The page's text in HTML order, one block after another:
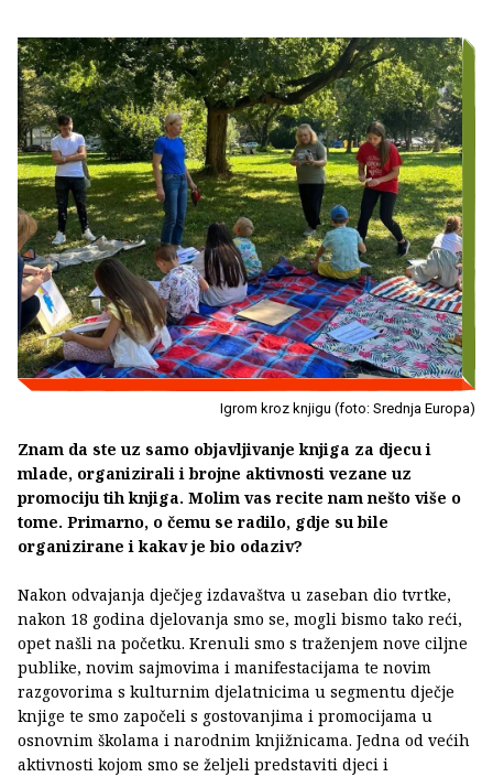
Igrom kroz knjigu (foto: Srednja Europa)
Znam da ste uz samo objavljivanje knjiga za djecu i
mlade, organizirali i brojne aktivnosti vezane uz
promociju tih knjiga. Molim vas recite nam nešto više o
tome. Primarno, o čemu se radilo, gdje su bile
organizirane i kakav je bio odaziv?
Nakon odvajanja dječjeg izdavaštva u zaseban dio tvrtke,
nakon 18 godina djelovanja smo se, mogli bismo tako reći,
opet našli na početku. Krenuli smo s traženjem nove ciljne
publike, novim sajmovima i manifestacijama te novim
razgovorima s kulturnim djelatnicima u segmentu dječje
knjige te smo započeli s gostovanjima i promocijama u
osnovnim školama i narodnim knjižnicama. Jedna od većih
aktivnosti kojom smo se željeli predstaviti djeci i